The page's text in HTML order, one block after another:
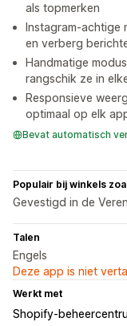
als topmerken
Instagram-
en verberg
Handmatige
rangschik ze in
Responsieve
optimaal op elk
Bevat automatisch
Populair bij winkels
Gevestigd in de
Talen
Engels
Deze app is niet
Werkt met
Shopify-